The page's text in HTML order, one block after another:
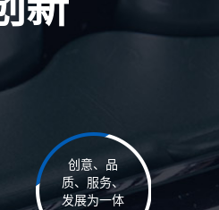
创意、品
质、服务、
发展为一体